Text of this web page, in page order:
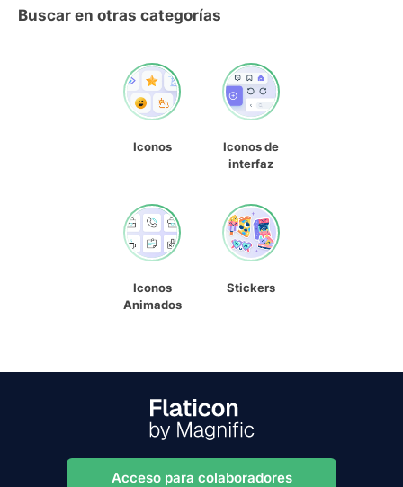
Buscar en otras categorías
Iconos
Iconos de
interfaz
Iconos
Animados
Stickers
Acceso para colaboradores